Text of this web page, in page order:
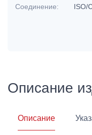
Соединение: ISO/
Описание
Описание